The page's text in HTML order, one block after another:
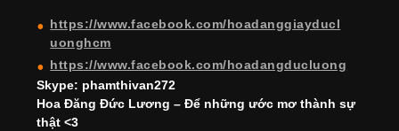
https://www.facebook.com/hoadanggiayducl
uonghcm
https://www.facebook.com/hoadangducluong
Skype: phamthivan272
Hoa Đăng Đức Lương – Để những ước mơ thành sự
thật <3